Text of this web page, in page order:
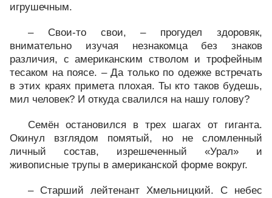
игрушечным.
– Свои-то свои, – прогудел здоровяк,
внимательно изучая незнакомца без знаков
различия, с американским стволом и трофейным
тесаком на поясе. – Да только по одежке встречать
в этих краях примета плохая. Ты кто таков будешь,
мил человек? И откуда свалился на нашу голову?
Семён остановился в трех шагах от гиганта.
Окинул взглядом помятый, но не сломленный
личный состав, изрешеченный «Урал» и
живописные трупы в американской форме вокруг.
– Старший лейтенант Хмельницкий. С небес